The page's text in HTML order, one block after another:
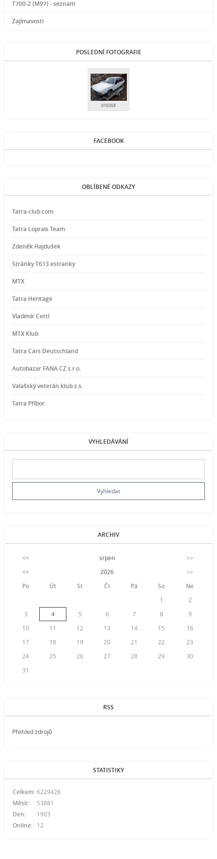
T700-2 (M97) - seznam
Zajímavosti
POSLEDNÍ FOTOGRAFIE
010358
FACEBOOK
OBLÍBENÉ ODKAZY
Tatra-club.com
Tatra Loprais Team
Zdeněk Hajdušek
Stránky T613 estranky
MTX
Tatra Heritage
Vladimír Cettl
MTX Klub
Tatra Cars Deutschland
Autobazar FANA CZ s.r.o.
Valašský veterán klub z.s.
Tatra Příbor
VYHLEDÁVÁNÍ
ARCHIV
<< srpen
>>
<<
2026
>>
Po
Út St Čt Pá So
Ne
1
2
3
4 5 6 7 8
9
10
11 12 13 14 15
16
17
18 19 20 21 22
23
24
25 26 27 28 29
30
31
RSS
Přehled zdrojů
STATISTIKY
Online: 12
Celkem: 6229428
Měsíc:
53881
Den:
1903